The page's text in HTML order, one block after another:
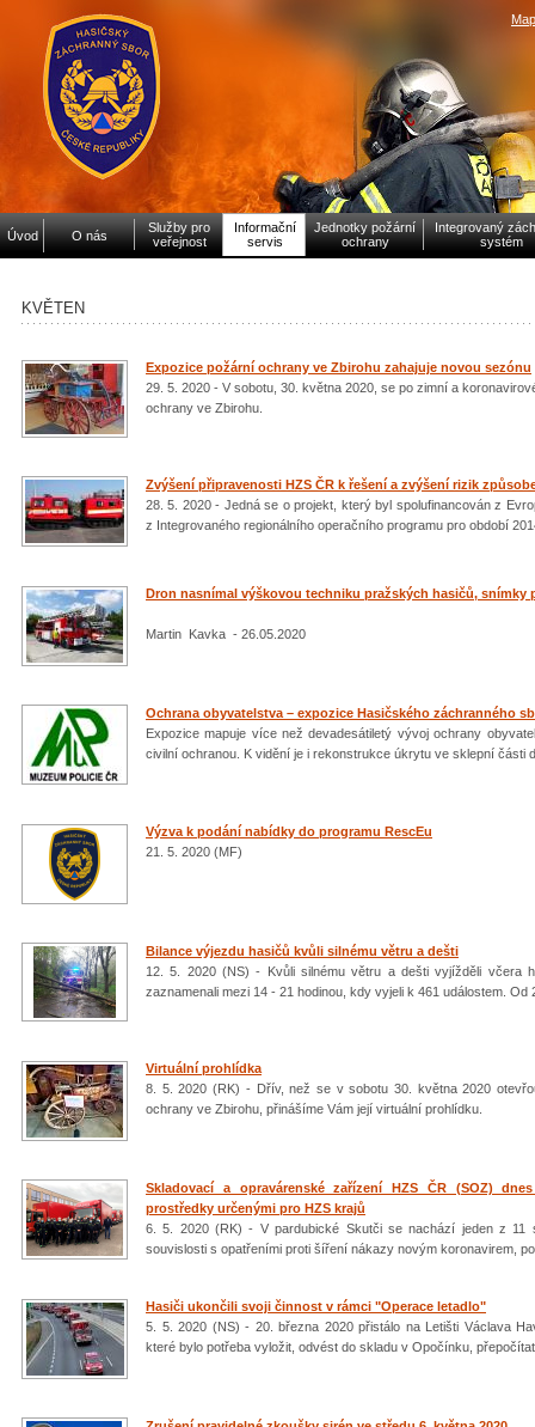
Úvod O nás
Služby pro
veřejnost
Informační
servis
Jednotky požární
ochrany
Integrovaný
systém
KVĚTEN
Expozice požární ochrany ve Zbirohu zahajuje novou sezónu
29. 5. 2020 - V sobotu, 30. května 2020, se po zimní a
ochrany ve Zbirohu.
Zvýšení připravenosti HZS ČR k řešení a zvýšení rizik
28. 5. 2020 - Jedná se o projekt, který byl spolufinancován z
z Integrovaného regionálního operačního programu pro období
Dron nasnímal výškovou techniku pražských hasičů,
Martin Kavka - 26.05.2020
Ochrana obyvatelstva – expozice Hasičského záchranného
Expozice mapuje více než devadesátiletý vývoj ochrany
civilní ochranou. K vidění je i rekonstrukce úkrytu ve sklepní části
Výzva k podání nabídky do programu RescEu
21. 5. 2020 (MF)
Bilance výjezdu hasičů kvůli silnému větru a dešti
12. 5. 2020 (NS) - Kvůli silnému větru a dešti vyjížděli včera
zaznamenali mezi 14 - 21 hodinou, kdy vyjeli k 461 událostem. Od
Virtuální prohlídka
8. 5. 2020 (RK) - Dřív, než se v sobotu 30. května 2020
ochrany ve Zbirohu, přinášíme Vám její virtuální prohlídku.
Skladovací a opravárenské zařízení HZS ČR (SOZ)
prostředky určenými pro HZS krajů
6. 5. 2020 (RK) - V pardubické Skutči se nachází jeden z
souvislosti s opatřeními proti šíření nákazy novým koronavirem,
Hasiči ukončili svoji činnost v rámci "Operace letadlo"
5. 5. 2020 (NS) - 20. března 2020 přistálo na Letišti Václava
které bylo potřeba vyložit, odvést do skladu v Opočínku,